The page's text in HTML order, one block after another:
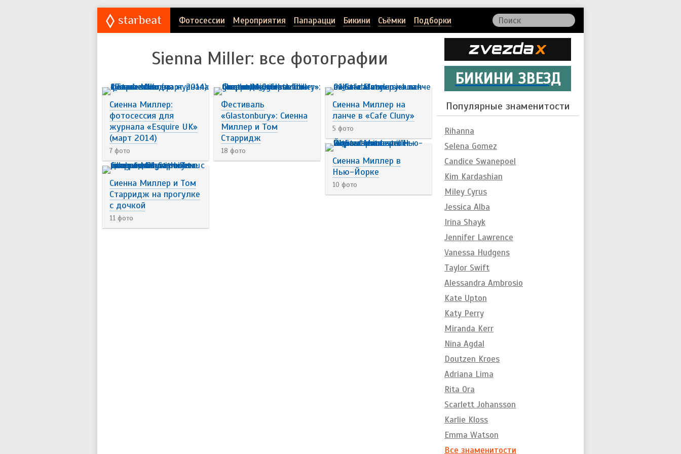
Фотосессии Мероприятия Папарацци Бикини Съёмки Подборки
Sienna Miller: все фотографии
Сиенна Миллер:
фотосессия для
журнала «Esquire UK»
(март 2014)
7 фото
Фестиваль
«Glastonbury»: Сиенна
Миллер и Том
Старридж
18 фото
Сиенна Миллер на
ланче в «Cafe Cluny»
5 фото
Сиенна Миллер в
Нью-Йорке
10 фото
Сиенна Миллер и Том
Старридж на прогулке
с дочкой
11 фото
БИКИНИ ЗВЕЗД
Популярные знаменитости
Rihanna
Selena Gomez
Candice Swanepoel
Kim Kardashian
Miley Cyrus
Jessica Alba
Irina Shayk
Jennifer Lawrence
Vanessa Hudgens
Taylor Swift
Alessandra Ambrosio
Kate Upton
Katy Perry
Miranda Kerr
Nina Agdal
Doutzen Kroes
Adriana Lima
Rita Ora
Scarlett Johansson
Karlie Kloss
Emma Watson
Все знаменитости